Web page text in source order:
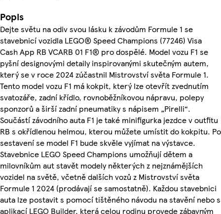
Popis
Dejte světu na odiv svou lásku k závodům Formule 1 se
stavebnicí vozidla LEGO® Speed Champions (77246) Visa
Cash App RB VCARB 01 F1® pro dospělé. Model vozu F1 se
pyšní designovými detaily inspirovanými skutečným autem,
který se v roce 2024 zúčastnil Mistrovství světa Formule 1.
Tento model vozu F1 má kokpit, který lze otevřít zvednutím
svatozáře, zadní křídlo, rovnoběžníkovou nápravu, polepy
sponzorů a širší zadní pneumatiky s nápisem „Pirelli“.
Součástí závodního auta F1 je také minifigurka jezdce v outfitu
RB s okřídlenou helmou, kterou můžete umístit do kokpitu. Po
sestavení se model F1 bude skvěle vyjímat na výstavce.
Stavebnice LEGO Speed Champions umožňují dětem a
milovníkům aut stavět modely některých z nejznámějších
vozidel na světě, včetně dalších vozů z Mistrovství světa
Formule 1 2024 (prodávají se samostatně). Každou stavebnici
auta lze postavit s pomocí tištěného návodu na stavění nebo s
aplikací LEGO Builder, která celou rodinu provede zábavným